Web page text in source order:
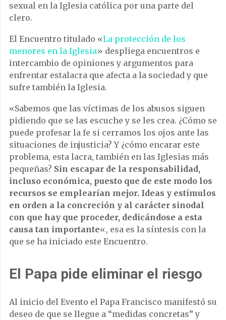
sexual en la Iglesia católica por una parte del
clero.
El Encuentro titulado «La protección de los
menores en la Iglesia» despliega encuentros e
intercambio de opiniones y argumentos para
enfrentar estalacra que afecta a la sociedad y que
sufre también la Iglesia.
«Sabemos que las víctimas de los abusos siguen
pidiendo que se las escuche y se les crea. ¿Cómo se
puede profesar la fe si cerramos los ojos ante las
situaciones de injusticia? Y ¿cómo encarar este
problema, esta lacra, también en las Iglesias más
pequeñas? Sin escapar de la responsabilidad,
incluso económica, puesto que de este modo los
recursos se emplearían mejor. Ideas y estímulos
en orden a la concreción y al carácter sinodal
con que hay que proceder, dedicándose a esta
causa tan importante«, esa es la síntesis con la
que se ha iniciado este Encuentro.
El Papa pide eliminar el riesgo
Al inicio del Evento el Papa Francisco manifestó su
deseo de que se llegue a “medidas concretas” y